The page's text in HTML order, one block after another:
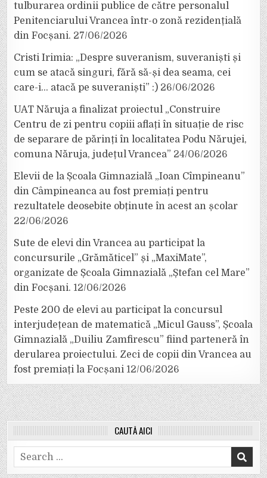
tulburarea ordinii publice de către personalul
Penitenciarului Vrancea într-o zonă rezidențială
din Focșani. 27/06/2026
Cristi Irimia: „Despre suveranism, suveraniști și
cum se atacă singuri, fără să-și dea seama, cei
care-i… atacă pe suveraniști” :) 26/06/2026
UAT Năruja a finalizat proiectul „Construire
Centru de zi pentru copiii aflați în situație de risc
de separare de părinți în localitatea Podu Nărujei,
comuna Năruja, județul Vrancea” 24/06/2026
Elevii de la Școala Gimnazială „Ioan Cîmpineanu”
din Câmpineanca au fost premiați pentru
rezultatele deosebite obținute în acest an școlar
22/06/2026
Sute de elevi din Vrancea au participat la
concursurile „Grămăticel” și „MaxiMate”,
organizate de Școala Gimnazială „Ștefan cel Mare”
din Focșani. 12/06/2026
Peste 200 de elevi au participat la concursul
interjudețean de matematică „Micul Gauss”, Școala
Gimnazială „Duiliu Zamfirescu” fiind parteneră în
derularea proiectului. Zeci de copii din Vrancea au
fost premiați la Focșani 12/06/2026
CAUTĂ AICI
Search
for: